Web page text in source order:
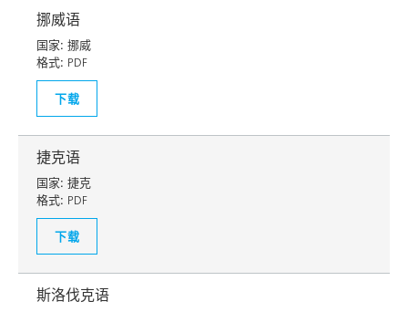
挪威语
国家: 挪威
格式: PDF
下载
捷克语
国家: 捷克
格式: PDF
下载
斯洛伐克语